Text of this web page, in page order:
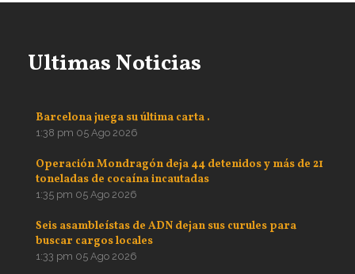
Ultimas Noticias
Barcelona juega su última carta .
1:38 pm 05 Ago 2026
Operación Mondragón deja 44 detenidos y más de 21
toneladas de cocaína incautadas
1:35 pm 05 Ago 2026
Seis asambleístas de ADN dejan sus curules para
buscar cargos locales
1:33 pm 05 Ago 2026